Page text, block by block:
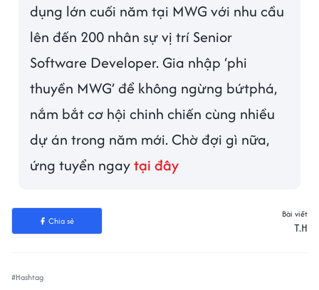
dụng lớn cuối năm tại MWG với nhu cầu
lên đến 200 nhân sự vị trí Senior
Software Developer. Gia nhập ‘phi
thuyền MWG’ để không ngừng bứtphá,
nắm bắt cơ hội chinh chiến cùng nhiều
dự án trong năm mới. Chờ đợi gì nữa,
ứng tuyển ngaytại đây
Chia sẻ
Bài viết
T.H
#Hashtag